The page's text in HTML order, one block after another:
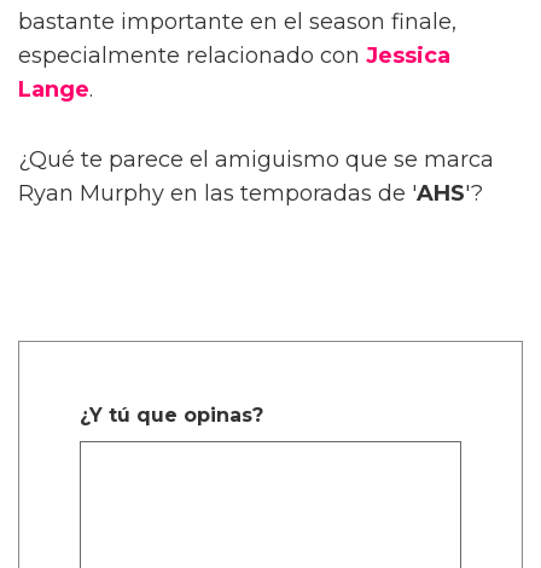
bastante importante en el season finale,
especialmente relacionado con Jessica
Lange.
¿Qué te parece el amiguismo que se marca
Ryan Murphy en las temporadas de 'AHS'?
¿Y tú que opinas?